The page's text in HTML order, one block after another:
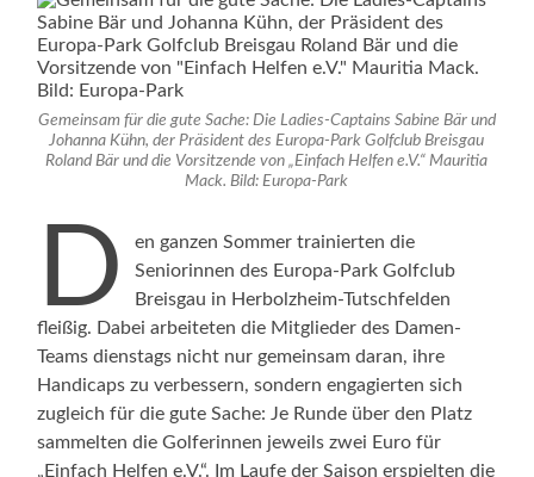
Gemeinsam für die gute Sache: Die Ladies-Captains Sabine Bär und
Johanna Kühn, der Präsident des Europa-Park Golfclub Breisgau
Roland Bär und die Vorsitzende von „Einfach Helfen e.V.“ Mauritia
Mack. Bild: Europa-Park
D
en ganzen Sommer trainierten die
Seniorinnen des Europa-Park Golfclub
Breisgau in Herbolzheim-Tutschfelden
fleißig. Dabei arbeiteten die Mitglieder des Damen-
Teams dienstags nicht nur gemeinsam daran, ihre
Handicaps zu verbessern, sondern engagierten sich
zugleich für die gute Sache: Je Runde über den Platz
sammelten die Golferinnen jeweils zwei Euro für
„Einfach Helfen e.V.“. Im Laufe der Saison erspielten die